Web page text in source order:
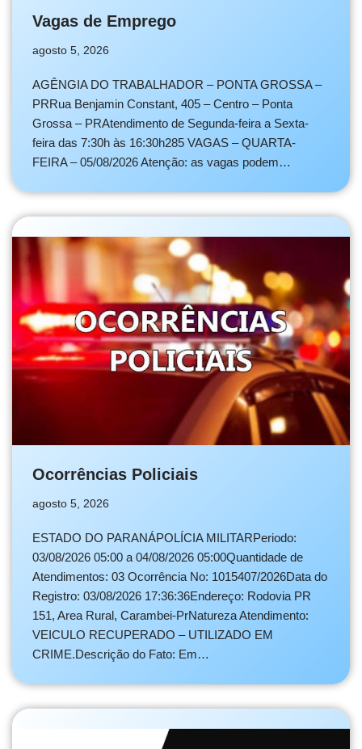
Vagas de Emprego
agosto 5, 2026
AGÊNGIA DO TRABALHADOR – PONTA GROSSA –
PRRua Benjamin Constant, 405 – Centro – Ponta
Grossa – PRAtendimento de Segunda-feira a Sexta-
feira das 7:30h às 16:30h285 VAGAS – QUARTA-
FEIRA – 05/08/2026 Atenção: as vagas podem…
Ocorrências Policiais
agosto 5, 2026
ESTADO DO PARANÁPOLÍCIA MILITARPeriodo:
03/08/2026 05:00 a 04/08/2026 05:00Quantidade de
Atendimentos: 03 Ocorrência No: 1015407/2026Data do
Registro: 03/08/2026 17:36:36Endereço: Rodovia PR
151, Area Rural, Carambei-PrNatureza Atendimento:
VEICULO RECUPERADO – UTILIZADO EM
CRIME.Descrição do Fato: Em…